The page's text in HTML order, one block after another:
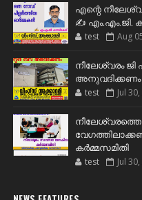
എന്റെ
✍️ എം.എം.ജി.
test Aug
നീലേശ്വരം
അനുവദിക്കണം
test Jul
കർമ്മസമിതി
test Jul